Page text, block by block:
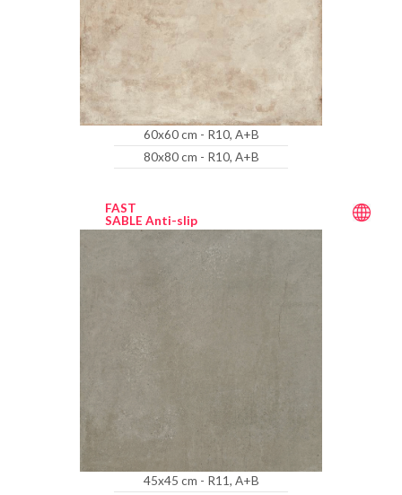
60x60 cm - R10, A+B
80x80 cm - R10, A+B
FAST
SABLE Anti-slip
45x45 cm - R11, A+B